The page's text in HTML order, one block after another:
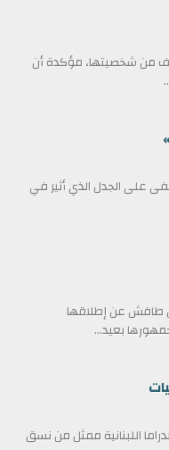
من شخصيتها، مؤكدة أن
على الجدل الذي أثير في
طافش عن إطلاقها
بعيد...
اللبنانية ممثل من نسق